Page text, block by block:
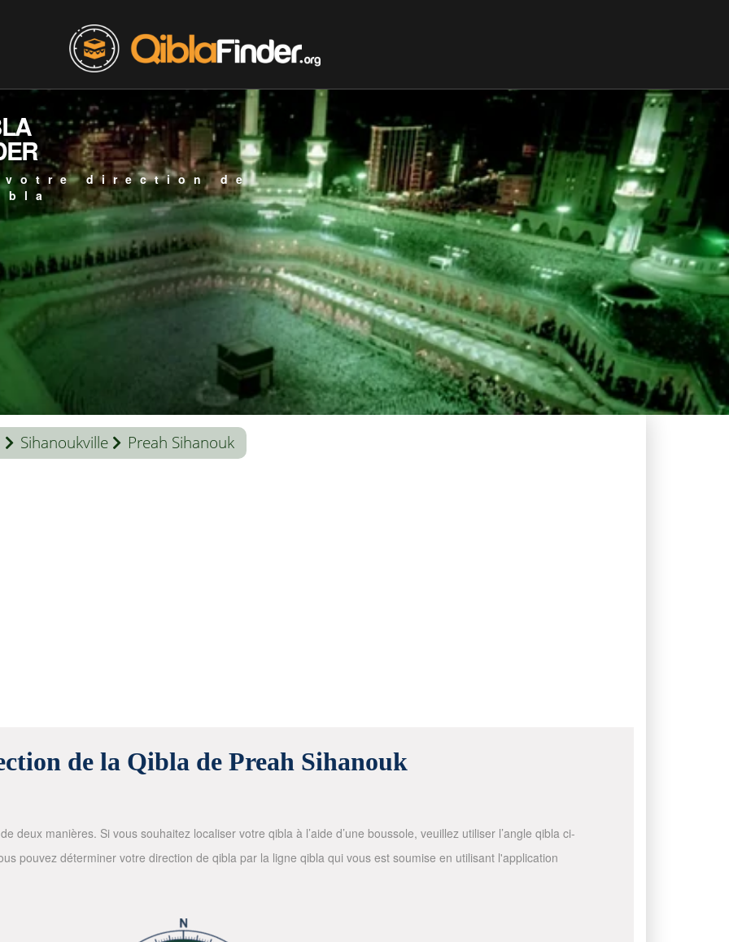
votre direction de
Sihanoukville Preah Sihanouk
de la Qibla de Preah Sihanouk
deux manières. Si vous souhaitez localiser votre qibla à l’aide d’une boussole, veuillez utiliser l’angle qibla ci-
pouvez déterminer votre direction de qibla par la ligne qibla qui vous est soumise en utilisant l'application